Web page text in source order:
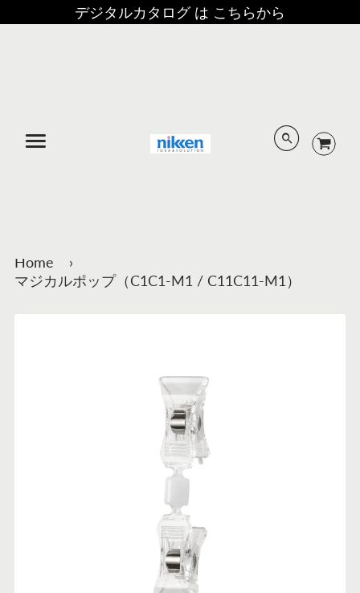
デジタルカタログ は こちらから
Home
›
マジカルポップ（C1C1-M1 / C11C11-M1）